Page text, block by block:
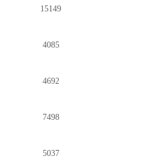
15149
4085
4692
7498
5037